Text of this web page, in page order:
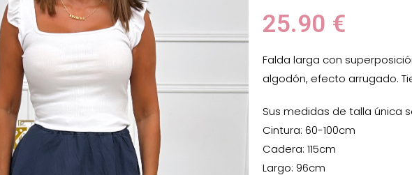
25.90 €
Falda larga con
algodón, efecto arrugado.
Sus medidas de talla única
Cintura: 60-100cm
Cadera: 115cm
Largo: 96cm